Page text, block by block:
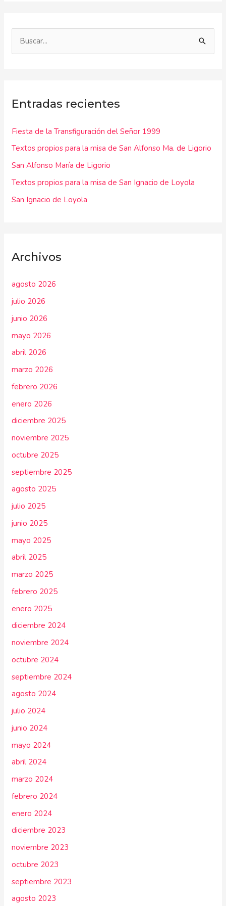
a
p
o
r
:
Entradas recientes
Fiesta de la Transfiguración del Señor 1999
Textos propios para la misa de San Alfonso Ma. de Ligorio
San Alfonso María de Ligorio
Textos propios para la misa de San Ignacio de Loyola
San Ignacio de Loyola
Archivos
agosto 2026
julio 2026
junio 2026
mayo 2026
abril 2026
marzo 2026
febrero 2026
enero 2026
diciembre 2025
noviembre 2025
octubre 2025
septiembre 2025
agosto 2025
julio 2025
junio 2025
mayo 2025
abril 2025
marzo 2025
febrero 2025
enero 2025
diciembre 2024
noviembre 2024
octubre 2024
septiembre 2024
agosto 2024
julio 2024
junio 2024
mayo 2024
abril 2024
marzo 2024
febrero 2024
enero 2024
diciembre 2023
noviembre 2023
octubre 2023
septiembre 2023
agosto 2023